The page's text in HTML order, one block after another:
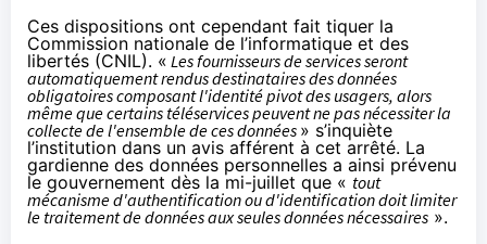
Ces dispositions ont cependant fait tiquer la
Commission nationale de l’informatique et des
libertés (CNIL). « Les fournisseurs de services seront
automatiquement rendus destinataires des données
obligatoires composant l'identité pivot des usagers, alors
même que certains téléservices peuvent ne pas nécessiter la
collecte de l'ensemble de ces données » s’inquiète
l’institution dans un avis afférent à cet arrêté. La
gardienne des données personnelles a ainsi prévenu
le gouvernement dès la mi-juillet que « tout
mécanisme d'authentification ou d'identification doit limiter
le traitement de données aux seules données nécessaires ».